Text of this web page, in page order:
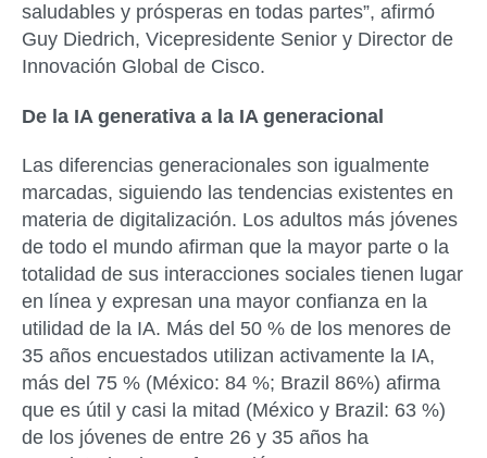
saludables y prósperas en todas partes”, afirmó
Guy Diedrich, Vicepresidente Senior y Director de
Innovación Global de Cisco.
De la IA generativa a la IA generacional
Las diferencias generacionales son igualmente
marcadas, siguiendo las tendencias existentes en
materia de digitalización. Los adultos más jóvenes
de todo el mundo afirman que la mayor parte o la
totalidad de sus interacciones sociales tienen lugar
en línea y expresan una mayor confianza en la
utilidad de la IA. Más del 50 % de los menores de
35 años encuestados utilizan activamente la IA,
más del 75 % (México: 84 %; Brazil 86%) afirma
que es útil y casi la mitad (México y Brazil: 63 %)
de los jóvenes de entre 26 y 35 años ha